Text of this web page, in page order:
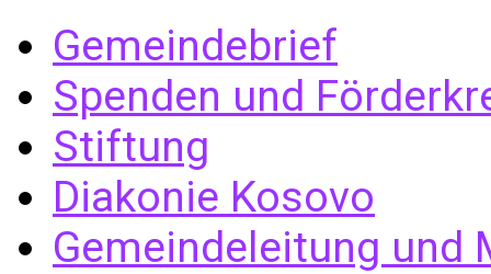
Gemeindebrief
Spenden und
Stiftung
Diakonie Kosovo
Gemeindeleitung und